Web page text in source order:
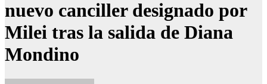
nuevo canciller designado por
Milei tras la salida de Diana
Mondino